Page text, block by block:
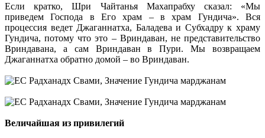
Если кратко, Шри Чайтанья Махапрабху сказал: «Мы
приведем Господа в Его храм – в храм Гундича». Вся
процессия ведет Джаганнатха, Баладева и Субхадру к храму
Гундича, потому что это – Вриндаван, не представительство
Вриндавана, а сам Вриндаван в Пури. Мы возвращаем
Джаганнатха обратно домой – во Вриндаван.
Величайшая из привилегий